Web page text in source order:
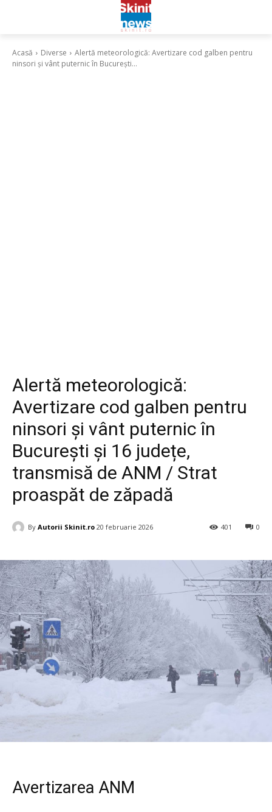
Acasă Diverse
Alertă meteorologică: Avertizare cod galben pentru
ninsori și vânt puternic în București...
Alertă meteorologică:
Avertizare cod galben pentru
ninsori și vânt puternic în
București și 16 județe,
transmisă de ANM / Strat
proaspăt de zăpadă
By Autorii Skinit.ro 20 februarie 2026 0
401
Avertizarea ANM